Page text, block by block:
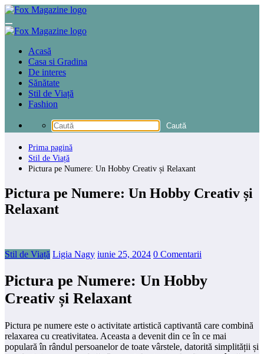
Sari
conținut
Acasă
Casa si Gradina
De interes
Sănătate
Stil de Viață
Fashion
Prima pagină
Stil de Viață
Pictura pe Numere: Un Hobby Creativ și Relaxant
Pictura pe Numere: Un Hobby Creativ și
Relaxant
Stil de Viață Ligia Nagy iunie 25, 2024 0 Comentarii
Pictura pe Numere: Un Hobby
Creativ și Relaxant
Pictura pe numere este o activitate artistică captivantă care combină
relaxarea cu creativitatea. Aceasta a devenit din ce în ce mai
populară în rândul persoanelor de toate vârstele, datorită simplității și